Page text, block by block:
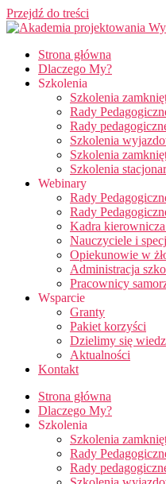
Przejdź do treści
Strona główna
Dlaczego My?
Szkolenia
Szkolenia
Rady
Rady
Szkolenia
Szkolenia
Szkolenia
Webinary
Rady
Rady
Kadra
Nauczyciele i
Opiekunowie w
Administracja
Pracownicy
Wsparcie
Granty
Pakiet korzyści
Dzielimy się
Aktualności
Kontakt
Strona główna
Dlaczego My?
Szkolenia
Szkolenia
Rady
Rady